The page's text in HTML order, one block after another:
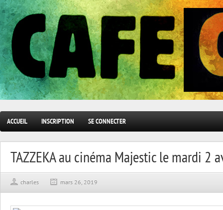
ACCUEIL INSCRIPTION SE CONNECTER
TAZZEKA au cinéma Majestic le mardi 2
charles mars 26, 2019